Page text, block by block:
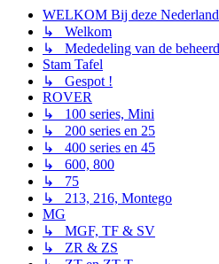
WELKOM Bij deze
↳ Welkom
↳ Mededeling van de
Stam Tafel
↳ Gespot !
ROVER
↳ 100 series, Mini
↳ 200 series en 25
↳ 400 series en 45
↳ 600, 800
↳ 75
↳ 213, 216, Montego
MG
↳ MGF, TF & SV
↳ ZR & ZS